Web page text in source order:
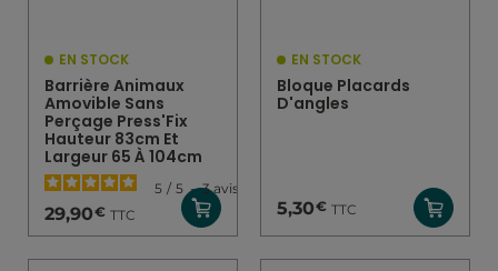
EN STOCK
Barrière Animaux
Amovible Sans
Perçage Press'Fix
Hauteur 83cm Et
Largeur 65 À 104cm
5 / 5 - 3avis
29,90€ TTC
EN STOCK
Bloque Placards
D'angles
5,30€ TTC